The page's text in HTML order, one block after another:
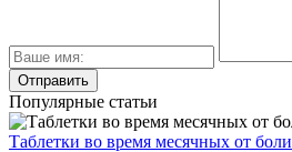
Популярные статьи
Таблетки во время месячных от боли